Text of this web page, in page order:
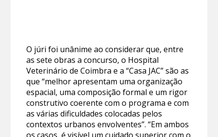
O júri foi unânime ao considerar que, entre
as sete obras a concurso, o Hospital
Veterinário de Coimbra e a “Casa JAC” são as
que “melhor apresentam uma organização
espacial, uma composição formal e um rigor
construtivo coerente com o programa e com
as várias dificuldades colocadas pelos
contextos urbanos envolventes”. “Em ambos